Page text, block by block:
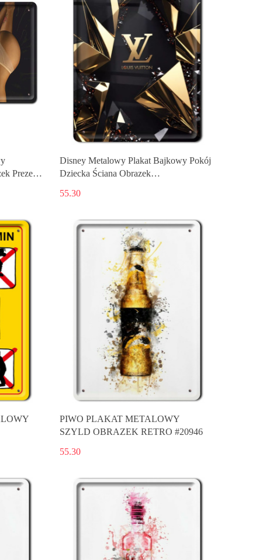
Prezent
Disney Metalowy Plakat Bajkowy Pokój
Dziecka Ściana Obrazek
55.30
PIWO PLAKAT METALOWY
SZYLD OBRAZEK RETRO #20946
55.30